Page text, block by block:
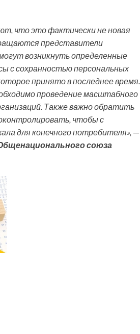
что это фактически не новая
представители
возникнуть определенные
с сохранностью персональных
принято в последнее время.
проведение масштабного
Также важно обратить
чтобы с
для конечного потребителя», —
союза